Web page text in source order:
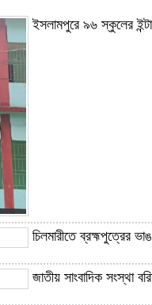
ইসলামপুরে ৯৬ স্কুলের
চিলমারীতে ব্রহ্মপুত্রের
জাতীয় সাংবাদিক সংস্থা